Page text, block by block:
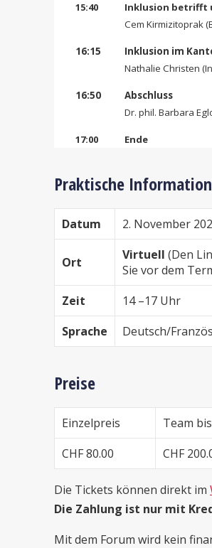
15:40
Inklusion betrifft
Cem Kirmizitoprak
16:15
Inklusion im
Nathalie Christen
16:50
Abschluss
Dr. phil. Barbara
17:00 Ende
Praktische
Datum 2. November
Ort Virtuell (Den
Sie vor dem
Zeit
14 –17 Uhr
Sprache
Deutsch/
Preise
Einzelpreis Team
CHF 80.00
CHF
Die Tickets können direkt im
Die Zahlung ist nur mit
Mit dem Forum wird kein